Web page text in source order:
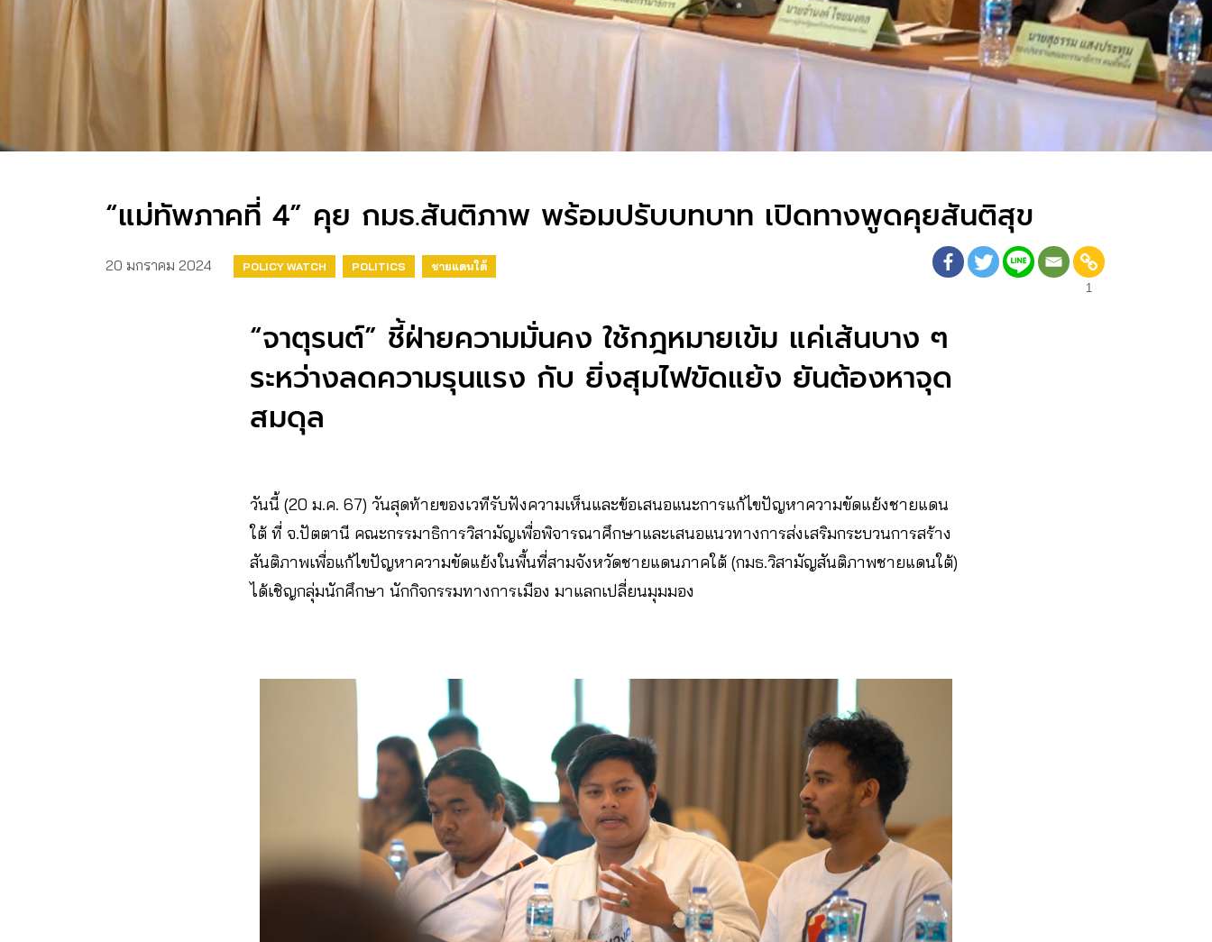
“แม่ทัพภาคที่ 4” คุย กมธ.สันติภาพ พร้อมปรับบทบาท เปิดทางพูดคุยสันติสุข
20 มกราคม 2024 POLICY WATCH POLITICS
ชายแดนใต้
1
“จาตุรนต์” ชี้ฝ่ายความมั่นคง ใช้กฎหมายเข้ม แค่เส้นบาง ๆ
ระหว่างลดความรุนแรง กับ ยิ่งสุมไฟขัดแย้ง ยันต้องหาจุด
สมดุล
วันนี้ (20 ม.ค. 67) วันสุดท้ายของเวทีรับฟังความเห็นและข้อเสนอแนะการแก้ไขปัญหาความขัดแย้งชายแดน
ใต้ ที่ จ.ปัตตานี คณะกรรมาธิการวิสามัญเพื่อพิจารณาศึกษาและเสนอแนวทางการส่งเสริมกระบวนการสร้าง
สันติภาพเพื่อแก้ไขปัญหาความขัดแย้งในพื้นที่สามจังหวัดชายแดนภาคใต้ (กมธ.วิสามัญสันติภาพชายแดนใต้)
ได้เชิญกลุ่มนักศึกษา นักกิจกรรมทางการเมือง มาแลกเปลี่ยนมุมมอง